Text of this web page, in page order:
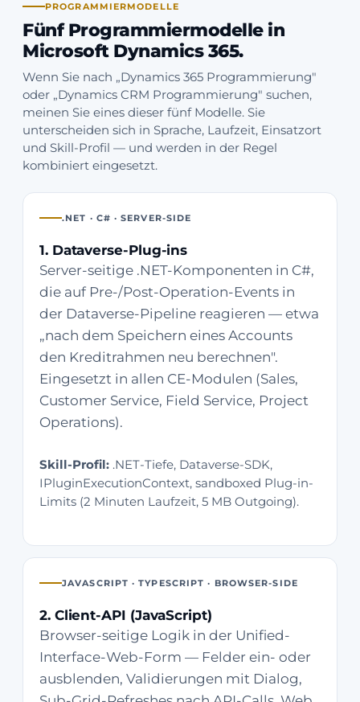
PROGRAMMIERMODELLE
Fünf Programmiermodelle in
Microsoft Dynamics 365.
Wenn Sie nach „Dynamics 365 Programmierung"
oder „Dynamics CRM Programmierung" suchen,
meinen Sie eines dieser fünf Modelle. Sie
unterscheiden sich in Sprache, Laufzeit, Einsatzort
und Skill-Profil — und werden in der Regel
kombiniert eingesetzt.
.NET · C# · SERVER-SIDE
1. Dataverse-Plug-ins
Server-seitige .NET-Komponenten in C#,
die auf Pre-/Post-Operation-Events in
der Dataverse-Pipeline reagieren — etwa
„nach dem Speichern eines Accounts
den Kreditrahmen neu berechnen".
Eingesetzt in allen CE-Modulen (Sales,
Customer Service, Field Service, Project
Operations).
Skill-Profil: .NET-Tiefe, Dataverse-SDK,
IPluginExecutionContext, sandboxed Plug-in-
Limits (2 Minuten Laufzeit, 5 MB Outgoing).
JAVASCRIPT · TYPESCRIPT · BROWSER-SIDE
2. Client-API (JavaScript)
Browser-seitige Logik in der Unified-
Interface-Web-Form — Felder ein- oder
ausblenden, Validierungen mit Dialog,